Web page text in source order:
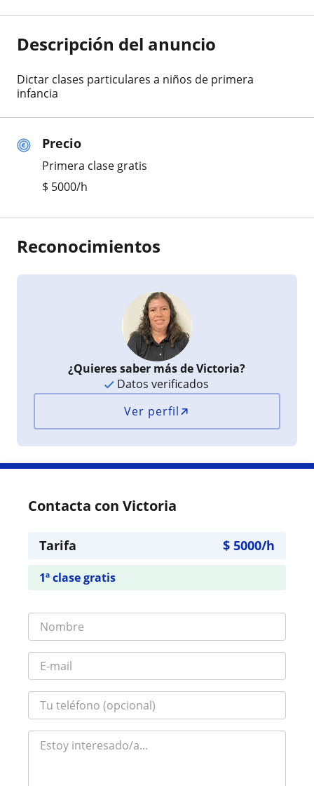
Precio
Primera clase gratis
$ 5000/h
Descripción del anuncio
Dictar clases particulares a niños de primera
infancia
Reconocimientos
¿Quieres saber más de Victoria?
Datos verificados
Ver perfil
Contacta con Victoria
Tarifa $ 5000/h
1ª clase gratis